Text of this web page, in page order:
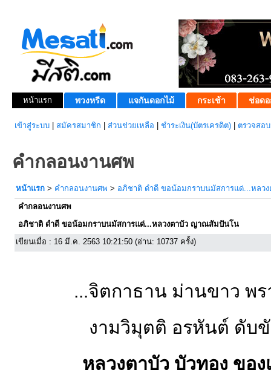
หน้าแรก พวงหรีด แจกันดอกไม้ กระเช้า ช่อดอ
เข้าสู่ระบบ สมัครสมาชิก ส่วนช่วยเหลือ ชำระเงิน(บัตรเครดิต) ตรวจสอ
คำกลอนงานศพ
หน้าแรก > คำกลอนงานศพ > อภิชาติ ดำดี ขอน้อมกราบนมัสการแด่...หลว
คำกลอนงานศพ
อภิชาติ ดำดี ขอน้อมกราบนมัสการแด่...หลวงตาบัว ญาณสัมปันโน
เขียนเมื่อ : 16 มี.ค. 2563 10:21:50 (อ่าน: 10737 ครั้ง)
...จิตกาธาน ม่านขาว พ
งามวิมุตติ อรหันต์ ดับ
หลวงตาบัว บัวทอง ขอ